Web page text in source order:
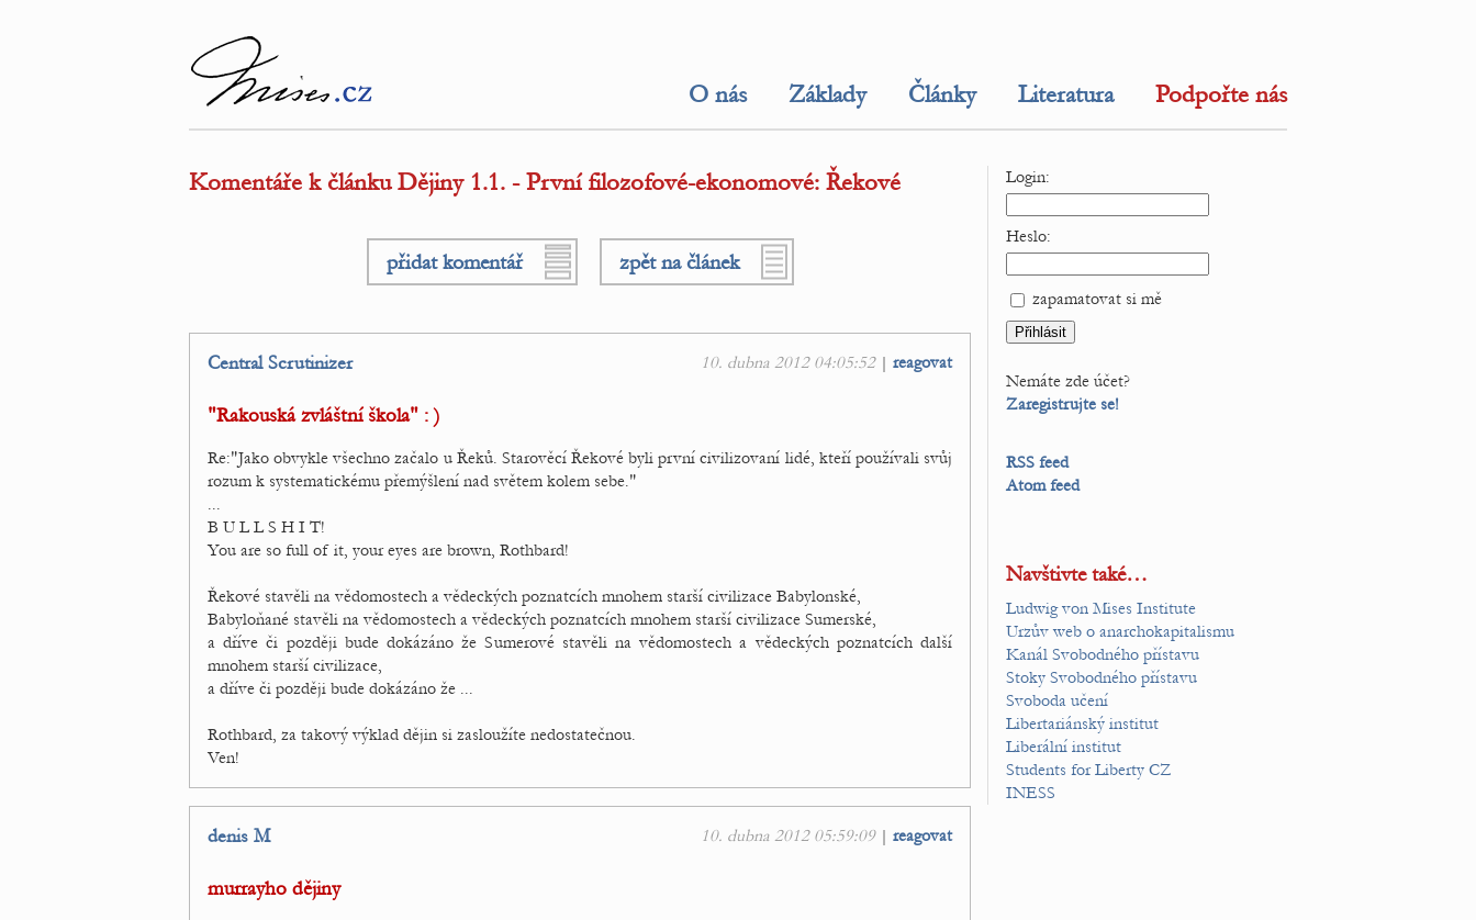
O nás Základy Články Literatura Podpořte nás
Komentáře k článku Dějiny 1.1. - První filozofové-ekonomové: Řekové
přidat komentář zpět na článek
10. dubna 2012 04:05:52| reagovat
Central Scrutinizer
"Rakouská zvláštní škola" : )
Re:"Jako obvykle všechno začalo u Řeků. Starověcí Řekové byli první civilizovaní lidé, kteří používali svůj
rozum k systematickému přemýšlení nad světem kolem sebe."
...
B U L L S H I T!
You are so full of it, your eyes are brown, Rothbard!
Řekové stavěli na vědomostech a vědeckých poznatcích mnohem starší civilizace Babylonské,
Babyloňané stavěli na vědomostech a vědeckých poznatcích mnohem starší civilizace Sumerské,
a dříve či později bude dokázáno že Sumerové stavěli na vědomostech a vědeckých poznatcích další
mnohem starší civilizace,
a dříve či později bude dokázáno že ...
Rothbard, za takový výklad dějin si zasloužíte nedostatečnou.
Ven!
10. dubna 2012 05:59:09| reagovat
denis M
murrayho dějiny
Login:
Heslo:
zapamatovat si mě
Nemáte zde účet?
Zaregistrujte se!
RSS feed
Atom feed
Navštivte také…
Ludwig von Mises Institute
Urzův web o anarchokapitalismu
Kanál Svobodného přístavu
Stoky Svobodného přístavu
Svoboda učení
Libertariánský institut
Liberální institut
Students for Liberty CZ
INESS